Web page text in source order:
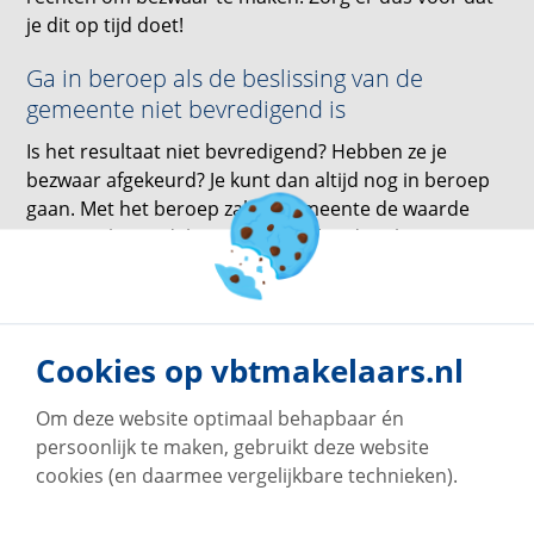
je dit op tijd doet!
Ga in beroep als de beslissing van de
gemeente niet bevredigend is
Is het resultaat niet bevredigend? Hebben ze je
bezwaar afgekeurd? Je kunt dan altijd nog in beroep
gaan. Met het beroep zal de gemeente de waarde
opnieuw beoordelen en kijken of ze deze kunnen
verlagen. Je kunt in de uitspraak van het bezwaar
kijken bij welke rechtbank je vervolgens het
beroepschrift moet indienen. Zorg er wel voor dat je
gemeente indient bij de rechtbank. Je kunt altijd een
pro forma beroepschrift indienen als je denk dat je
meer tijd nodig hebt. Je kunt hierin dus vragen om
uitstel.
Cookies op vbtmakelaars.nl
Om deze website optimaal behapbaar én
persoonlijk te maken, gebruikt deze website
cookies (en daarmee vergelijkbare technieken).